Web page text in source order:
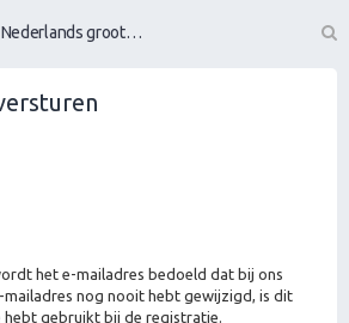
Nederlands grootste Dutch Attraction, Lifestyle, Vrouwen versieren en Pick-Up (PUA) Forum
het e-mailadres bedoeld dat bij ons
mailadres nog nooit hebt gewijzigd, is dit
hebt gebruikt bij de registratie.